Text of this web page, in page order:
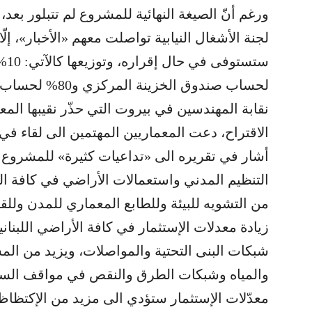
ورغم أنّ الصيغة النهائية للمشروع لم تتبلور
لجنة الأشغال النيابية تواصلت معهم «الأخبار»،
لحساب صندوق الخزينة المركزي و80% لحساب المؤسسة العامة للإسكان.
نقابة المهندسين في بيروت التي حذّر نقيبها
الاقتراح، دعت المعماريين المهتمين الى
أشار في تقريره الى «تداعيات كثيرة» للمشروع
التنظيم المدني واستعمالات الأراضي في كافة
من التشويه للبيئة وللطابع المعماري للمدن
زيادة معدلات الإستثمار في كافة الأراضي
شبكات البنى التحتية والمواصلات، ويزيد من
والمياه وشبكات الطرق والنقص في مواقف
معدّلات الإستثمار ستؤدي الى مزيد من